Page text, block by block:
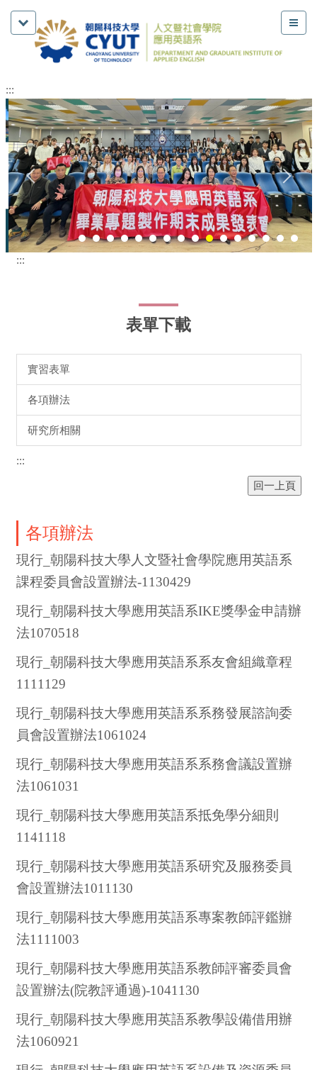
:::
:::
表單下載
實習表單
各項辦法
研究所相關
:::
各項辦法
現行_朝陽科技大學人文暨社會學院應用英語系
課程委員會設置辦法-1130429
現行_朝陽科技大學應用英語系IKE獎學金申請辦
法1070518
現行_朝陽科技大學應用英語系系友會組織章程
1111129
現行_朝陽科技大學應用英語系系務發展諮詢委
員會設置辦法1061024
現行_朝陽科技大學應用英語系系務會議設置辦
法1061031
現行_朝陽科技大學應用英語系抵免學分細則
1141118
現行_朝陽科技大學應用英語系研究及服務委員
會設置辦法1011130
現行_朝陽科技大學應用英語系專案教師評鑑辦
法1111003
現行_朝陽科技大學應用英語系教師評審委員會
設置辦法(院教評通過)-1041130
現行_朝陽科技大學應用英語系教學設備借用辦
法1060921